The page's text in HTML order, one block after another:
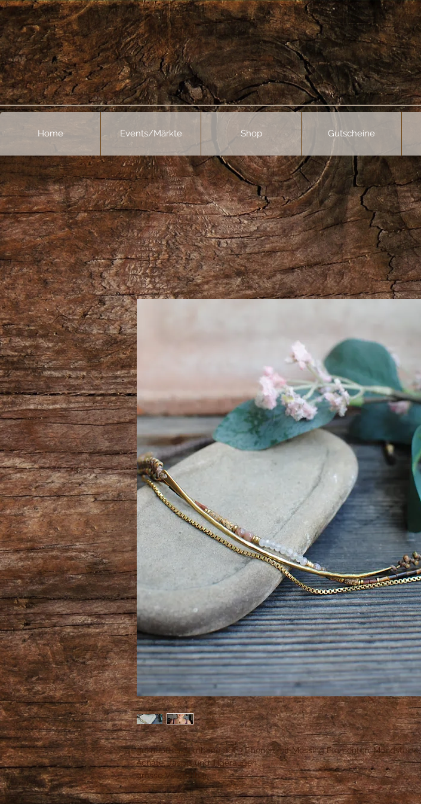
Home Events/Märkte Shop Gutscheine
geknüpftes Stirnband auf 3 Ebenen mit Messing Elementen, Mondsteine,
Achate, Jaspis und Tigeraugen
grösse Verstellbar.